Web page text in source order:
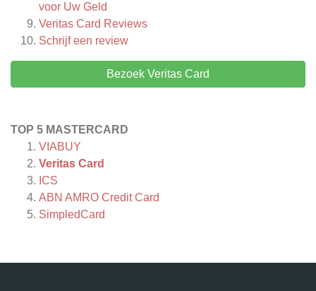
voor Uw Geld
Veritas Card Reviews
Schrijf een review
Bezoek Veritas Card
TOP 5 MASTERCARD
VIABUY
Veritas Card
ICS
ABN AMRO Credit Card
SimpledCard